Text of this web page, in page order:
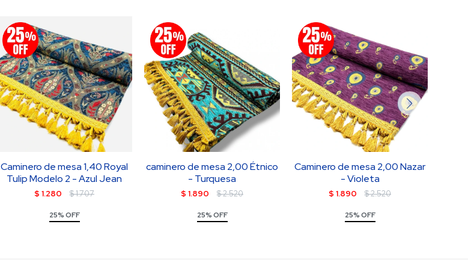
Caminero de mesa 1,40 Royal
Tulip Modelo 2 - Azul Jean
$ 1.280 $1.707
25% OFF
caminero de mesa 2,00 Étnico
- Turquesa
$ 1.890 $2.520
25% OFF
Caminero de mesa 2,00 Nazar
- Violeta
$ 1.890 $2.520
25% OFF